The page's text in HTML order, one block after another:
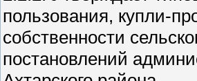
пользования, купли-
собственности
постановлений